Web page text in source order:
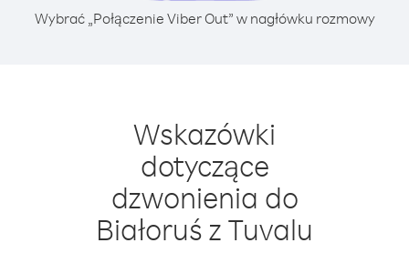
Wybrać „Połączenie Viber Out” w nagłówku rozmowy
Wskazówki
dotyczące
dzwonienia do
Białoruś z Tuvalu